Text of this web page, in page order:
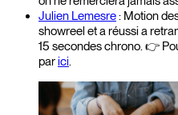
Julien Lemesre: Motion
showreel et a réussi a
15 secondes chrono. 👉
parici.